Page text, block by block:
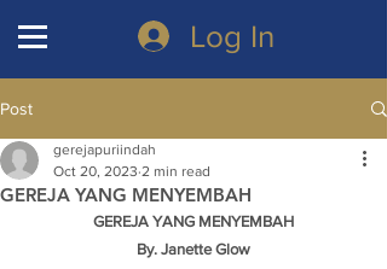
Log In
Post
GEREJA YANG MENYEMBAH
gerejapuriindah
Oct 20, 2023 2 min read
GEREJA YANG MENYEMBAH
By. Janette Glow